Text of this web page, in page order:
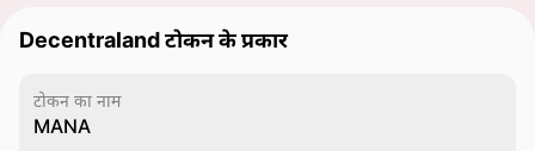
Decentraland टोकन के प्रकार
टोकन का नाम
MANA